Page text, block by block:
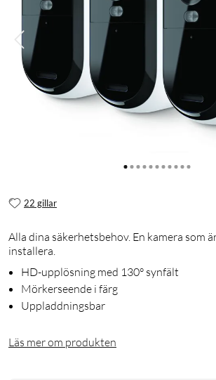
22 gillar
Alla dina säkerhetsbehov. En kamera som
installera.
HD-upplösning med 130° synfält
Mörkerseende i färg
Uppladdningsbar
Läs mer om produkten